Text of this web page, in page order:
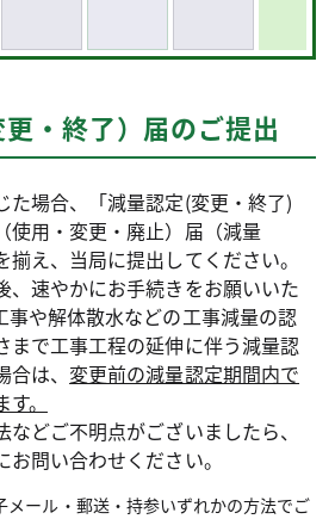
・終了）届のご提出
た場合、「減量認定(変更・終了)
使用・変更・廃止）届（減量
え、当局に提出してください。
、速やかにお手続きをお願いいた
事や解体散水などの工事減量の認
まで工事工程の延伸に伴う減量認
は、 変更前の減量認定期間内で
。
どご不明点がございましたら、
お問い合わせください。
メール・郵送・持参いずれかの方法でご